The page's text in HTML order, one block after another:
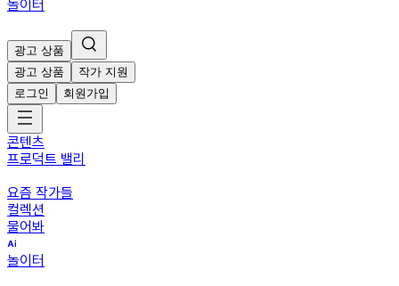
놀이터
광고 상품
광고 상품
작가 지원
로그인
회원가입
콘텐츠
프로덕트 밸리
요즘 작가들
컬렉션
물어봐
놀이터